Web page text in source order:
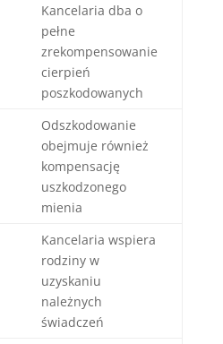
Kancelaria dba o
pełne
zrekompensowanie
cierpień
poszkodowanych
Odszkodowanie
obejmuje również
kompensację
uszkodzonego
mienia
Kancelaria wspiera
rodziny w
uzyskaniu
należnych
świadczeń